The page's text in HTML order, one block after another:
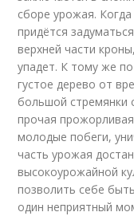
сборе урожая.
придётся
верхней части
упадет. К тому же
густое дерево от
большой стремянки
прочая
молодые побеги,
часть урожая
высокоурожайной
позволить себе
один неприятный